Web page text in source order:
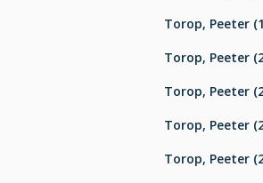
Torop, Peeter
Torop, Peeter
Torop, Peeter
Torop, Peeter
Torop, Peeter